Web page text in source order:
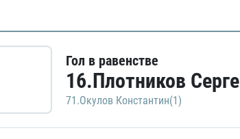
Гол в равенстве
16.Плотников
71.Окулов Константин(1)